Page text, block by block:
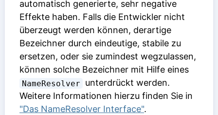
automatisch generierte, sehr negative
Effekte haben. Falls die Entwickler nicht
überzeugt werden können, derartige
Bezeichner durch eindeutige, stabile zu
ersetzen, oder sie zumindest wegzulassen,
können solche Bezeichner mit Hilfe eines
NameResolver
unterdrückt werden.
Weitere Informationen hierzu finden Sie in
"Das NameResolver Interface".